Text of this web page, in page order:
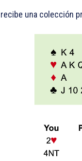
una colección